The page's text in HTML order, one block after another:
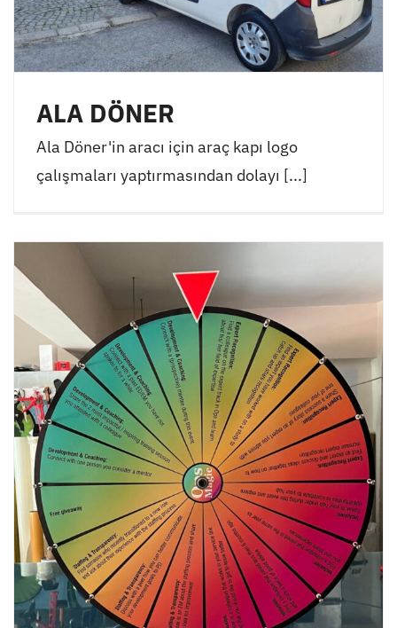
ALA DÖNER
Ala Döner'in aracı için araç kapı logo
çalışmaları yaptırmasından dolayı [...]